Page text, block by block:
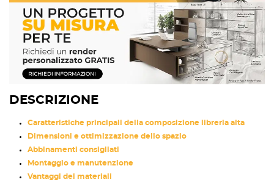
DESCRIZIONE
Caratteristiche principali della composizione libreria alta
Dimensioni e ottimizzazione dello spazio
Abbinamenti consigliati
Montaggio e manutenzione
Vantaggi dei materiali